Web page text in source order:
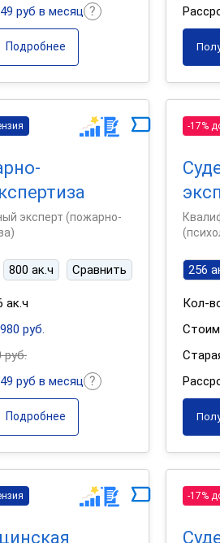
руб в месяц
Подробнее
эксперт (пожарно-
800 ак.ч Сравнить
ак.ч
руб.
руб.
руб в месяц
Подробнее
-17%
256
Кол-
-17%